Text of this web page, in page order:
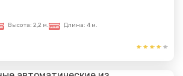
Высота: 2,2 м. Длина: 4 м.